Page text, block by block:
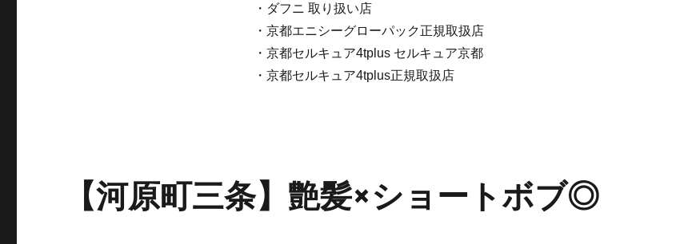
・ダフニ 取り扱い店
・京都エニシーグローパック正規取扱店
・京都セルキュア4tplus セルキュア京都
・京都セルキュア4tplus正規取扱店
【河原町三条】艶髪×ショートボブ◎